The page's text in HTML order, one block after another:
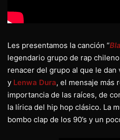
Les presentamos la canción “
legendario grupo de rap chileno
renacer del grupo al que le dan
y Lenwa Dura, el mensaje más
importancia de las raíces, de
la lírica del hip hop clásico. La
bombo clap de los 90’s y un